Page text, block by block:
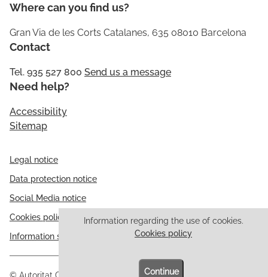
Information regarding the use of cookies.
Cookies policy
Continue
Where can you find us?
Gran Via de les Corts Catalanes, 635 08010 Barcelona
Contact
Tel. 935 527 800 Send us a message
Need help?
Accessibility
Sitemap
Legal notice
Data protection notice
Social Media notice
Cookies policy
Information security